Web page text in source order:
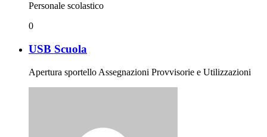
Personale scolastico
0
USB Scuola
Apertura sportello Assegnazioni Provvisorie e Utilizzazioni